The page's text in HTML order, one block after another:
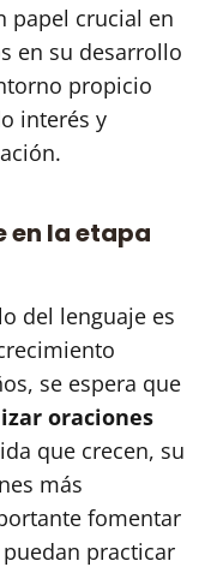
papel crucial en
en su desarrollo
propicio
interés y
en la etapa
del lenguaje es
se espera que
oraciones
que crecen, su
más
fomentar
practicar